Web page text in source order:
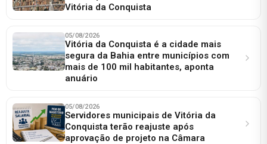
Vitória da Conquista
05/08/2026
Vitória da Conquista é a cidade mais
segura da Bahia entre municípios com
mais de 100 mil habitantes, aponta
anuário
05/08/2026
Servidores municipais de Vitória da
Conquista terão reajuste após
aprovação de projeto na Câmara